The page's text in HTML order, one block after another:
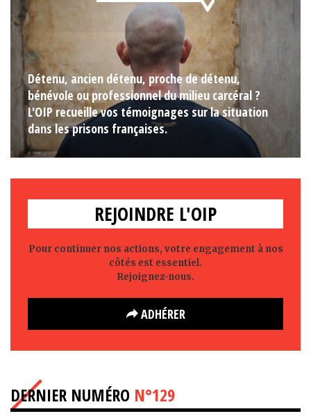
Détenu, ancien détenu, proche de détenu,
bénévole ou professionnel du milieu carcéral ?
L'OIP recueille vos témoignages sur la situation
dans les prisons françaises.
REJOINDRE L'OIP
Pour continuer nos actions, votre engagement à nos
côtés est essentiel.
Rejoignez-nous.
ADHÉRER
DERNIER NUMÉRO N°129